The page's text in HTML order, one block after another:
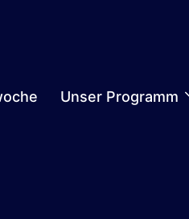
Unser Programm